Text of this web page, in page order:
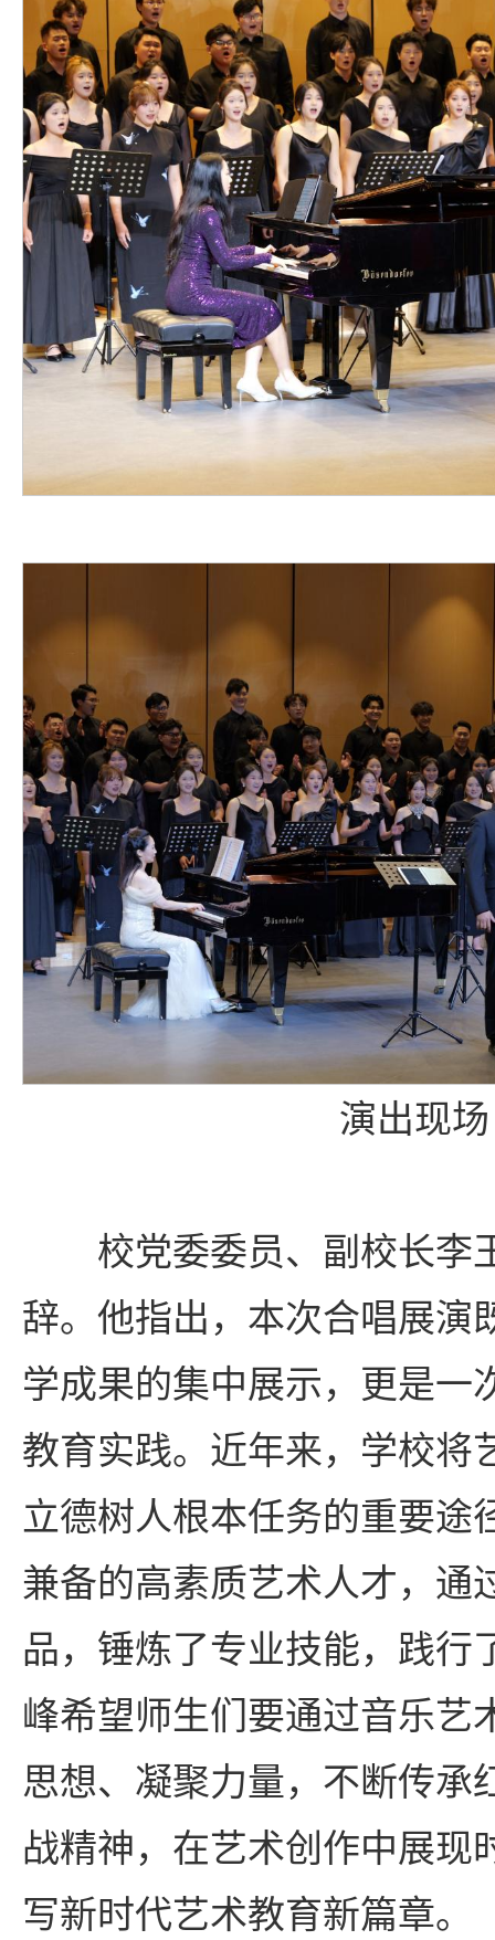
演出现场
校党委委员、副校长李
辞。他指出，本次合唱展演
学成果的集中展示，更是一
教育实践。近年来，学校将
立德树人根本任务的重要途
兼备的高素质艺术人才，通
品，锤炼了专业技能，践行
峰希望师生们要通过音乐艺
思想、凝聚力量，不断传承
战精神，在艺术创作中展现
写新时代艺术教育新篇章。